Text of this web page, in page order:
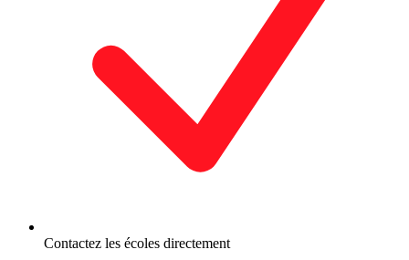
Contactez les écoles directement